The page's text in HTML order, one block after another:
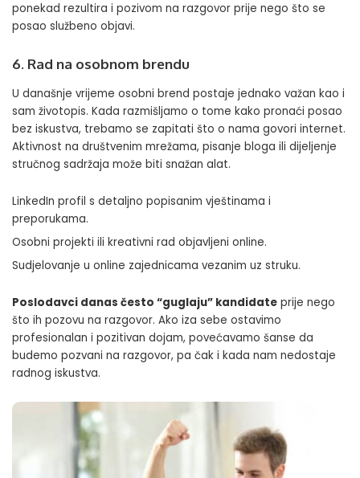
ponekad rezultira i pozivom na razgovor prije nego što se
posao službeno objavi.
6. Rad na osobnom brendu
U današnje vrijeme osobni brend postaje jednako važan kao i
sam životopis. Kada razmišljamo o tome kako pronaći posao
bez iskustva, trebamo se zapitati što o nama govori internet.
Aktivnost na društvenim mrežama, pisanje bloga ili dijeljenje
stručnog sadržaja može biti snažan alat.
LinkedIn profil s detaljno popisanim vještinama i
preporukama.
Osobni projekti ili kreativni rad objavljeni online.
Sudjelovanje u online zajednicama vezanim uz struku.
Poslodavci danas često “guglaju” kandidate prije nego
što ih pozovu na razgovor. Ako iza sebe ostavimo
profesionalan i pozitivan dojam, povećavamo šanse da
budemo pozvani na razgovor, pa čak i kada nam nedostaje
radnog iskustva.